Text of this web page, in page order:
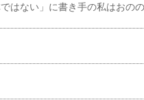
ではない」に書き手の私はおの